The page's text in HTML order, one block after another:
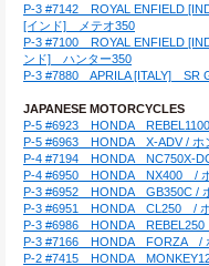
P-3 #7142　ROYAL ENFIELD
[インド]　メテオ350
P-3 #7100　ROYAL ENFIELD
ンド]　ハンター350
P-3 #7880　APRILA [ITALY]　
JAPANESE MOTORCYCLES
P-5 #6923　HONDA　
P-5 #6963　HONDA　X-ADV / ホ
P-4 #7194　HONDA　NC750X-
P-4 #6950　HONDA　NX400　/
P-3 #6952　HONDA　GB350C /
P-3 #6951　HONDA　CL250　/
P-3 #6986　HONDA　
P-3 #7166　HONDA　FORZA　/
P-2 #7415　HONDA　